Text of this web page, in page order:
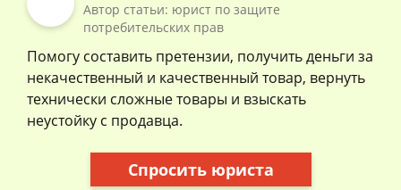
Автор статьи: юрист по защите
потребительских прав
Помогу составить претензии, получить деньги за
некачественный и качественный товар, вернуть
технически сложные товары и взыскать
неустойку с продавца.
Спросить юриста